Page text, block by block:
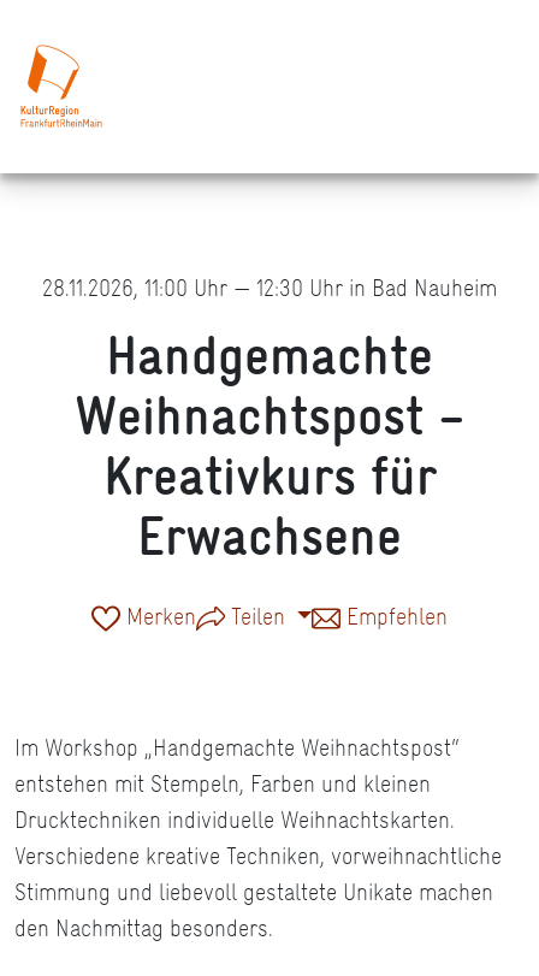
28.11.2026, 11:00 Uhr — 12:30 Uhr in Bad Nauheim
Handgemachte
Weihnachtspost –
Kreativkurs für
Erwachsene
Merken Teilen Empfehlen
Im Workshop „Handgemachte Weihnachtspost“
entstehen mit Stempeln, Farben und kleinen
Drucktechniken individuelle Weihnachtskarten.
Verschiedene kreative Techniken, vorweihnachtliche
Stimmung und liebevoll gestaltete Unikate machen
den Nachmittag besonders.